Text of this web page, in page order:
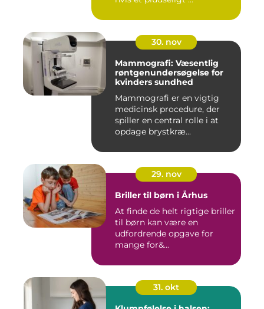
30. nov
Mammografi: Væsentlig
røntgenundersøgelse for
kvinders sundhed
Mammografi er en vigtig
medicinsk procedure, der
spiller en central rolle i at
opdage brystkræ...
29. nov
Briller til børn i Århus
At finde de helt rigtige briller
til børn kan være en
udfordrende opgave for
mange for&...
31. okt